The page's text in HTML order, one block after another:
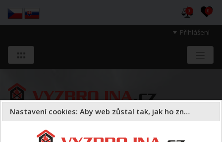
Přihlášení
0 0
Nastavení cookies: Aby web zůstal tak, jak ho znáte